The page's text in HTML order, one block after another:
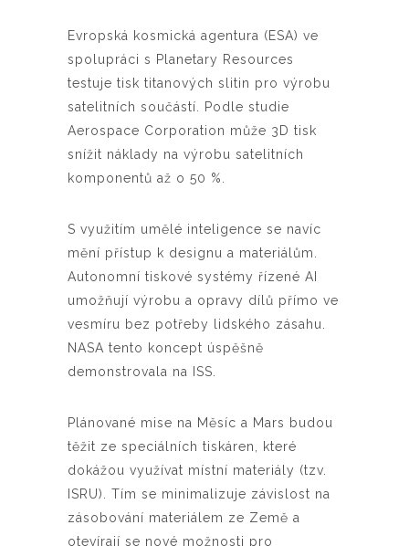
Evropská kosmická agentura (ESA) ve
spolupráci s Planetary Resources
testuje tisk titanových slitin pro výrobu
satelitních součástí. Podle studie
Aerospace Corporation může 3D tisk
snížit náklady na výrobu satelitních
komponentů až o 50 %.
S využitím umělé inteligence se navíc
mění přístup k designu a materiálům.
Autonomní tiskové systémy řízené AI
umožňují výrobu a opravy dílů přímo ve
vesmíru bez potřeby lidského zásahu.
NASA tento koncept úspěšně
demonstrovala na ISS.
Plánované mise na Měsíc a Mars budou
těžit ze speciálních tiskáren, které
dokážou využívat místní materiály (tzv.
ISRU). Tím se minimalizuje závislost na
zásobování materiálem ze Země a
otevírají se nové možnosti pro